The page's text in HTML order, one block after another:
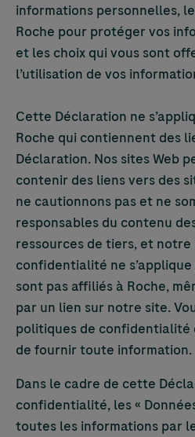
informations personnelles,
Roche pour protéger vos
et les choix qui vous sont
l’utilisation de vos
Cette Déclaration ne
Roche qui contiennent des
Déclaration. Nos sites Web
contenir des liens vers des
ne cautionnons pas et ne
responsables du contenu
ressources de tiers, et
confidentialité ne
sont pas affiliés à Roche,
par un lien sur notre site.
politiques de
de fournir toute information.
Dans le cadre de cette
confidentialité, les «
toutes les informations par